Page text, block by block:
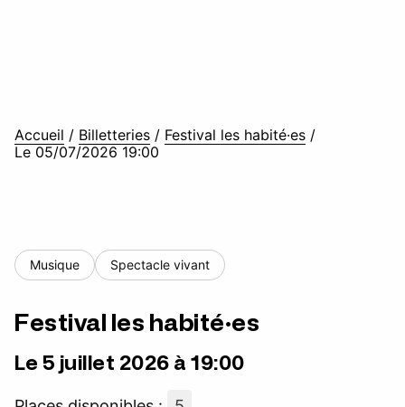
Accueil / Billetteries / Festival les habité·es /
Le 05/07/2026 19:00
Musique Spectacle vivant
Festival les habité·es
Le 5 juillet 2026 à 19:00